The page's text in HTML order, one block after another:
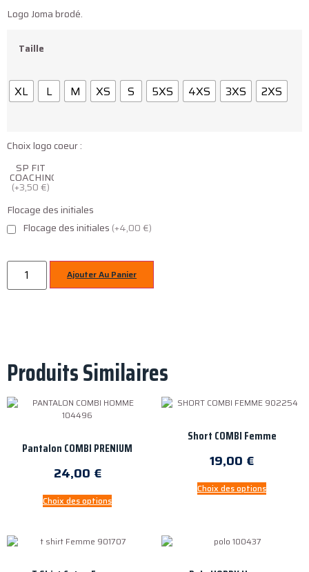
Logo Joma brodé.
Taille
XL L M XS S 5XS 4XS 3XS 2XS
Choix logo coeur :
SP FIT
COACHING
(+3,50 €)
Flocage des initiales
Flocage des initiales (+4,00 €)
Ajouter Au Panier
Produits Similaires
Pantalon COMBI PRENIUM
24,00 €
Choix des options
Short COMBI Femme
19,00 €
Choix des options